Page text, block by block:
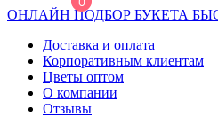
ОНЛАЙН ПОДБОР БУКЕТА
Доставка и оплата
Корпоративным клиентам
Цветы оптом
О компании
Отзывы